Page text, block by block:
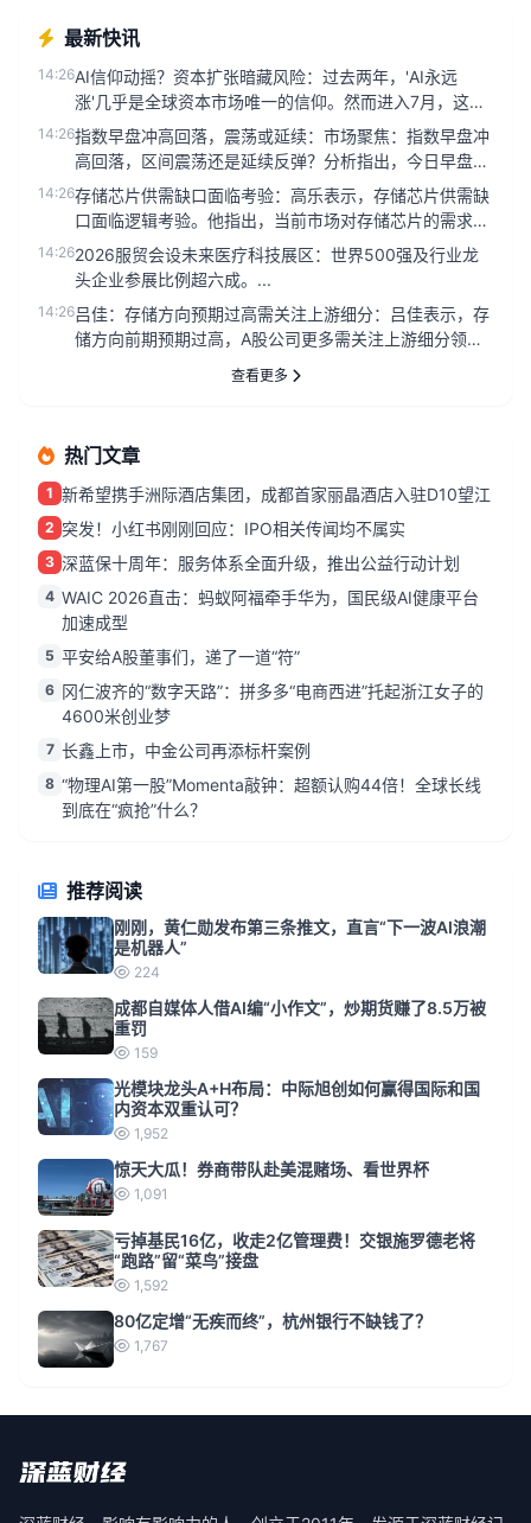
最新快讯
14:26AI信仰动摇？资本扩张暗藏风险：过去两年，'AI永远
涨'几乎是全球资本市场唯一的信仰。然而进入7月，这层
信仰正在经历前所...
14:26指数早盘冲高回落，震荡或延续：市场聚焦：指数早盘冲
高回落，区间震荡还是延续反弹？分析指出，今日早盘股
指一度上攻，但随后出...
14:26存储芯片供需缺口面临考验：高乐表示，存储芯片供需缺
口面临逻辑考验。他指出，当前市场对存储芯片的需求持
续增长，但供应端仍存...
14:262026服贸会设未来医疗科技展区：世界500强及行业龙
头企业参展比例超六成。...
14:26吕佳：存储方向预期过高需关注上游细分：吕佳表示，存
储方向前期预期过高，A股公司更多需关注上游细分领
查看更多
热门文章
1 新希望携手洲际酒店集团，成都首家丽晶酒店入驻D10望江
2 突发！小红书刚刚回应：IPO相关传闻均不属实
3 深蓝保十周年：服务体系全面升级，推出公益行动计划
4 WAIC 2026直击：蚂蚁阿福牵手华为，国民级AI健康平台
加速成型
5 平安给A股董事们，递了一道“符”
6 冈仁波齐的“数字天路”：拼多多“电商西进”托起浙江女子的
4600米创业梦
7 长鑫上市，中金公司再添标杆案例
8 “物理AI第一股”Momenta敲钟：超额认购44倍！全球长线
到底在“疯抢”什么？
推荐阅读
刚刚，黄仁勋发布第三条推文，直言“下一波AI浪潮
是机器人”
224
成都自媒体人借AI编“小作文”，炒期货赚了8.5万被
重罚
159
光模块龙头A+H布局：中际旭创如何赢得国际和国
内资本双重认可？
1,952
惊天大瓜！券商带队赴美混赌场、看世界杯
1,091
亏掉基民16亿，收走2亿管理费！交银施罗德老将
“跑路”留“菜鸟”接盘
1,592
80亿定增“无疾而终”，杭州银行不缺钱了？
1,767